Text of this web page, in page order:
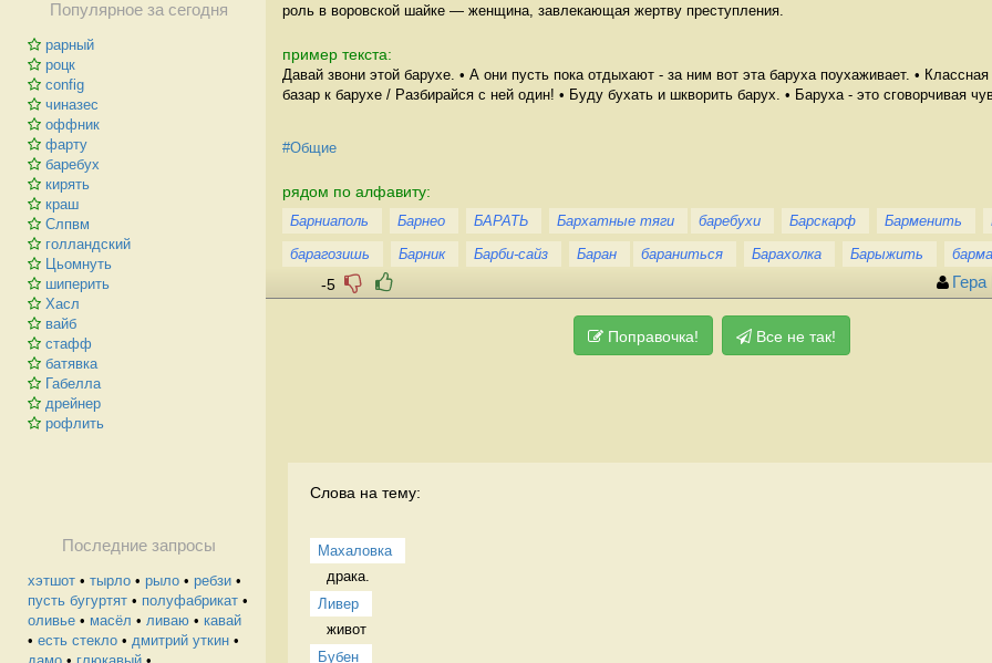
Популярное за сегодня
рарный
роцк
config
чиназес
оффник
фарту
баребух
кирять
краш
Слпвм
голландский
Цьомнуть
шиперить
Хасл
вайб
стафф
батявка
Габелла
дрейнер
рофлить
Последние запросы
хэтшот • тырло • рыло • ребзи •
пусть бугуртят • полуфабрикат •
оливье • масёл • ливаю • кавай
• есть стекло • дмитрий уткин •
роль в воровской шайке — женщина, завлекающая жертву преступления.
пример текста:
Давай звони этой барухе. • А они пусть пока отдыхают - за ним вот эта баруха поухаживает. •
базар к барухе / Разбирайся с ней один! • Буду бухать и шкворить барух. • Баруха - это сговорчивая
#Общие
рядом по алфавиту:
Барниаполь Барнео БАРАТЬ Бархатные тяги баребухи Барскарф Барменить
барагозишь
Барник Барби-сайз Баран бараниться Барахолка Барыжить
-5
Поправочка! Все не так!
Слова на тему:
Махаловка
драка.
Ливер
живот
Бубен